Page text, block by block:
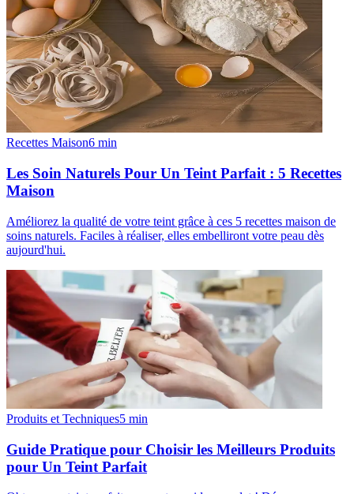
Recettes Maison6 min
Les Soin Naturels Pour Un Teint Parfait : 5 Recettes
Maison
Améliorez la qualité de votre teint grâce à ces 5 recettes maison de
soins naturels. Faciles à réaliser, elles embelliront votre peau dès
aujourd'hui.
Produits et Techniques5 min
Guide Pratique pour Choisir les Meilleurs Produits
pour Un Teint Parfait